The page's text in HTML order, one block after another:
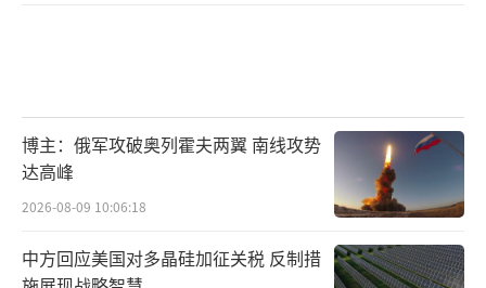
博主：俄军攻破奥列霍夫两翼 南线攻势
达高峰
2026-08-09 10:06:18
中方回应美国对多晶硅加征关税 反制措